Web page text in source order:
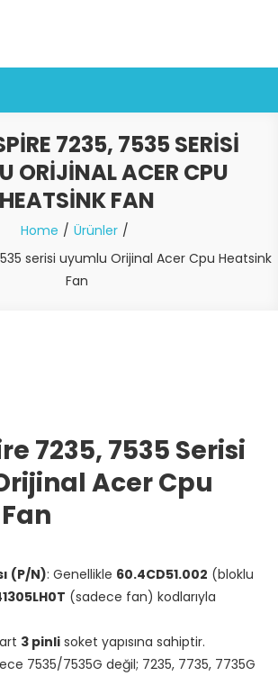
7235, 7535 SERISI
ORIJINAL ACER CPU
HEATSINK FAN
Home
Ürünler
serisi uyumlu Orijinal Acer Cpu Heatsink
Fan
7235, 7535 Serisi
Acer Cpu
(P/N): Genellikle 60.4CD51.002 (bloklu
(sadece fan) kodlarıyla
3 pinli soket yapısına sahiptir.
7535/7535G değil; 7235, 7735, 7735G